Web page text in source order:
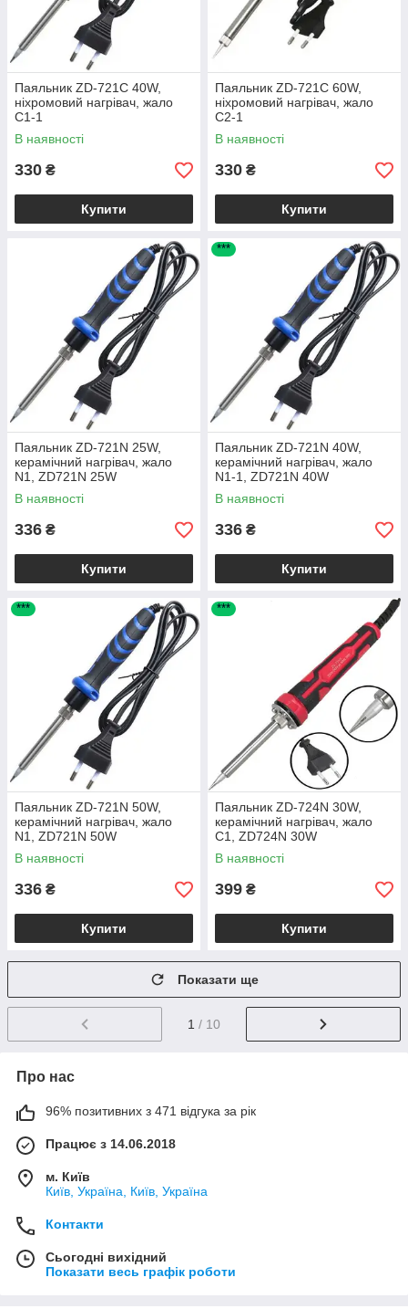
Паяльник ZD-721C 40W,
ніхромовий нагрівач, жало
C1-1
В наявності
330 ₴
Купити
Паяльник ZD-721C 60W,
ніхромовий нагрівач, жало
C2-1
В наявності
330 ₴
Купити
Паяльник ZD-721N 25W,
керамічний нагрівач, жало
N1, ZD721N 25W
В наявності
336 ₴
Купити
***
Паяльник ZD-721N 40W,
керамічний нагрівач, жало
N1-1, ZD721N 40W
В наявності
336 ₴
Купити
***
Паяльник ZD-721N 50W,
керамічний нагрівач, жало
N1, ZD721N 50W
В наявності
336 ₴
Купити
***
Паяльник ZD-724N 30W,
керамічний нагрівач, жало
С1, ZD724N 30W
В наявності
399 ₴
Купити
Показати ще
1 / 10
Про нас
96% позитивних з 471 відгука за рік
Працює з 14.06.2018
м. Київ
Київ, Україна, Київ, Україна
Контакти
Сьогодні вихідний
Показати весь графік роботи